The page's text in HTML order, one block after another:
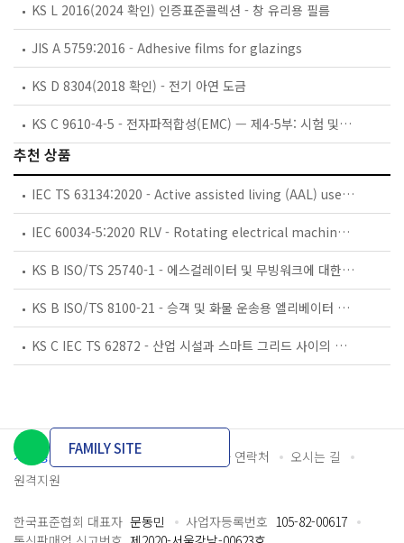
KS L 2016(2024 확인) 인증표준콜렉션 - 창 유리용 필름
JIS A 5759:2016 - Adhesive films for glazings
KS D 8304(2018 확인) - 전기 아연 도금
KS C 9610-4-5 - 전자파적합성(EMC) — 제4-5부: 시험 및측정기술 — 서지 내성 시험
추천 상품
IEC TS 63134:2020 - Active assisted living (AAL) use cases
IEC 60034-5:2020 RLV - Rotating electrical machines - Part 5: Degrees of protection provided by the integral design of rotating electrical machines (IP code) - Classification
KS B ISO/TS 25740-1 - 에스컬레이터 및 무빙워크에 대한 안전요건 — 제1부: 세계공통 필수 안전요건(GESRs)
KS B ISO/TS 8100-21 - 승객 및 화물 운송용 엘리베이터 —제21부: 세계공통 필수안전요건(GESRs)을 충족하는 세계공통 안전 파라미터(GSPs)
KS C IEC TS 62872 - 산업 시설과 스마트 그리드 사이의 산업 공정 측정, 제어 및 자동화 시스템 인터페이스
개인정보처리방침 이용약관 담당자 연락처
오시는 길
원격지원
FAMILY SITE
한국표준협회 대표자 문동민 사업자등록번호 105-82-00617